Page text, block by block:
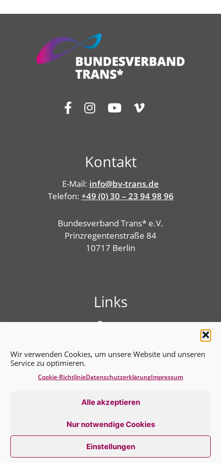
Wir verwenden Cookies, um unsere Website und unseren
Service zu optimieren.
Alle akzeptieren
Nur notwendige Cookies
Einstellungen
Cookie-RichtlinieDatenschutz­erklärungImpressum
Kontakt
E-Mail: info@bv-trans.de
Telefon: +49 (0) 30 – 23 94 98 96
Bundesverband Trans* e.V.
Prinzregentenstraße 84
10717 Berlin
Links
Presse
Benutzungshinweise
Erklärung zur Barrierefreiheit
Datenschutz­erklärung
2026 © BVT*